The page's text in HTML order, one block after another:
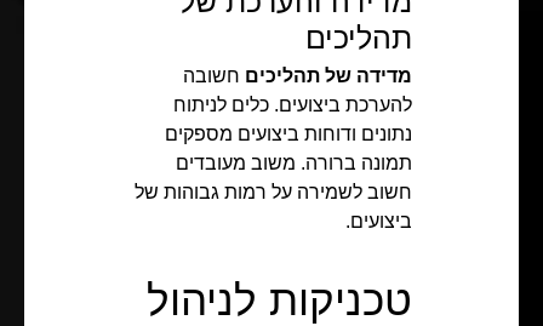
תהליכים
מדידה של תהליכים חשובה
להערכת ביצועים. כלים לניתוח
נתונים ודוחות ביצועים מספקים
תמונה ברורה. משוב מעובדים
חשוב לשמירה על רמות גבוהות של
ביצועים.
טכניקות לניהול